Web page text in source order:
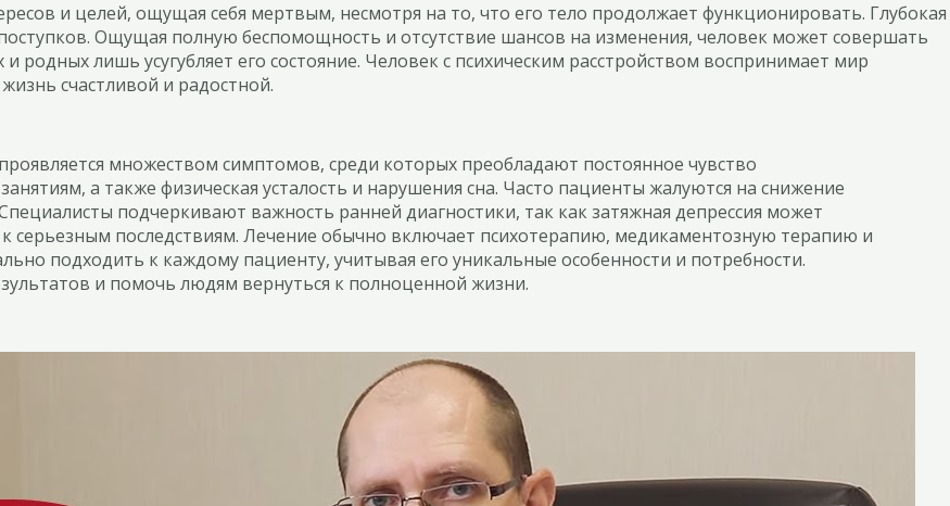
и целей, ощущая себя мертвым, несмотря на то, что его тело продолжает функционировать. Глубокая
Ощущая полную беспомощность и отсутствие шансов на изменения, человек может совершать
лишь усугубляет его состояние. Человек с психическим расстройством воспринимает мир
счастливой и радостной.
множеством симптомов, среди которых преобладают постоянное чувство
а также физическая усталость и нарушения сна. Часто пациенты жалуются на снижение
подчеркивают важность ранней диагностики, так как затяжная депрессия может
серьезным последствиям. Лечение обычно включает психотерапию, медикаментозную терапию и
подходить к каждому пациенту, учитывая его уникальные особенности и потребности.
и помочь людям вернуться к полноценной жизни.